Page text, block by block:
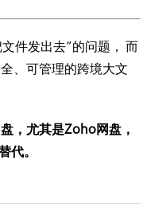
件发出去”的问题， 而
、可管理的跨境大文
，尤其是Zoho网盘，
代。